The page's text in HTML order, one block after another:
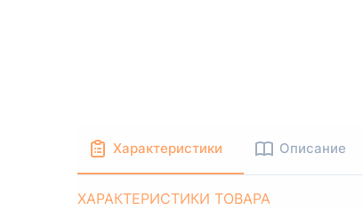
Характеристики Описание
ХАРАКТЕРИСТИКИ ТОВАРА